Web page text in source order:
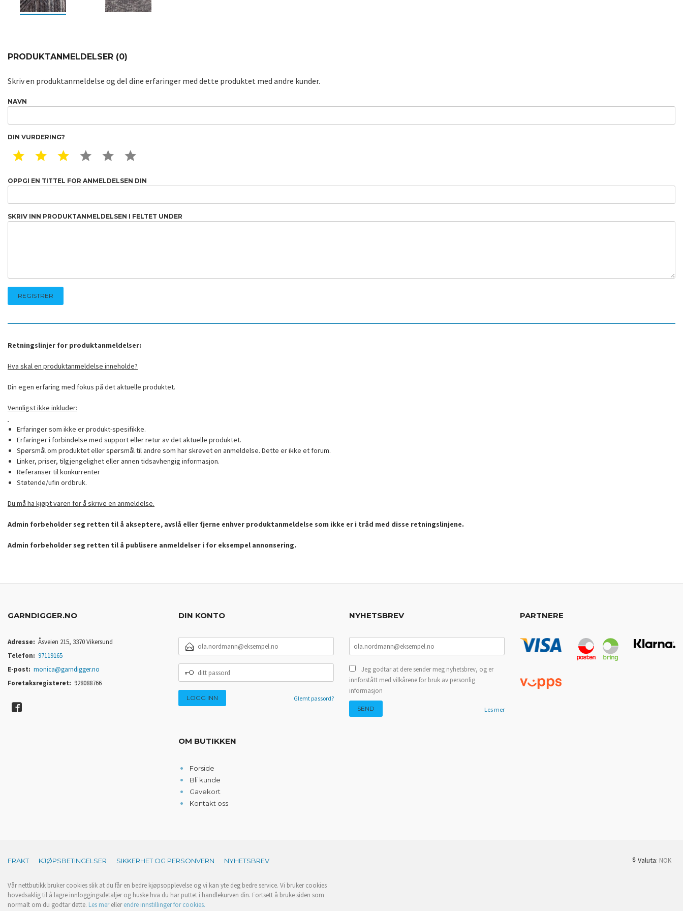
PRODUKTANMELDELSER (0)
Skriv en produktanmeldelse og del dine erfaringer med dette produktet med andre kunder.
NAVN
DIN VURDERING?
1 STAR2 STAR3 STAR4 STAR5 STAR
OPPGI EN TITTEL FOR ANMELDELSEN DIN
SKRIV INN PRODUKTANMELDELSEN I FELTET UNDER
Retningslinjer for produktanmeldelser:
Hva skal en produktanmeldelse inneholde?
Din egen erfaring med fokus på det aktuelle produktet.
Vennligst ikke inkluder:
Erfaringer som ikke er produkt-spesifikke.
Erfaringer i forbindelse med support eller retur av det aktuelle produktet.
Spørsmål om produktet eller spørsmål til andre som har skrevet en anmeldelse. Dette er ikke et forum.
Linker, priser, tilgjengelighet eller annen tidsavhengig informasjon.
Referanser til konkurrenter
Støtende/ufin ordbruk.
Du må ha kjøpt varen for å skrive en anmeldelse.
Admin forbeholder seg retten til å akseptere, avslå eller fjerne enhver produktanmeldelse som ikke er i tråd med disse retningslinjene.
Admin forbeholder seg retten til å publisere anmeldelser i for eksempel annonsering.
GARNDIGGER.NO
Adresse: Åsveien 215, 3370 Vikersund
Telefon: 97119165
E-post: monica@garndigger.no
Foretaksregisteret: 928088766
DIN KONTO
POSTADRESSE
PASSORD
Glemt passord?
OM BUTIKKEN
Forside
Bli kunde
Gavekort
Kontakt oss
NYHETSBREV
Jeg godtar at dere sender meg nyhetsbrev, og er
innforstått med vilkårene for bruk av personlig
informasjon
Les mer
PARTNERE
Valuta: NOK
FRAKT KJØPSBETINGELSER SIKKERHET OG PERSONVERN NYHETSBREV
Vår nettbutikk bruker cookies slik at du får en bedre kjøpsopplevelse og vi kan yte deg bedre service. Vi bruker cookies
hovedsaklig til å lagre innloggingsdetaljer og huske hva du har puttet i handlekurven din. Fortsett å bruke siden som
normalt om du godtar dette. Les merellerendre innstillinger for cookies.